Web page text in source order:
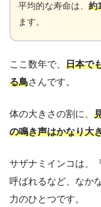
平均的な寿命は、 約
ます。
ここ数年で、 日本で
る鳥さんです。
体の大きさの割に、
の鳴き声はかなり大
サザナミインコは、
呼ばれるなど、なか
力のひとつです。